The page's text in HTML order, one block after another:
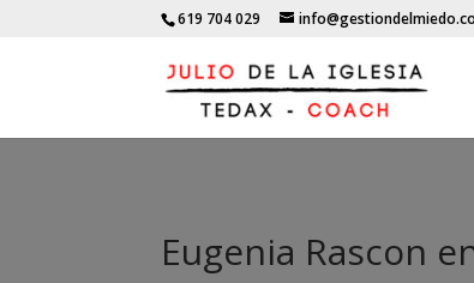
619 704 029
Eugenia Rascon